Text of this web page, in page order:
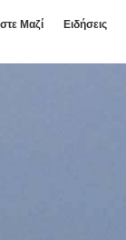
Μαζί
Ειδήσεις